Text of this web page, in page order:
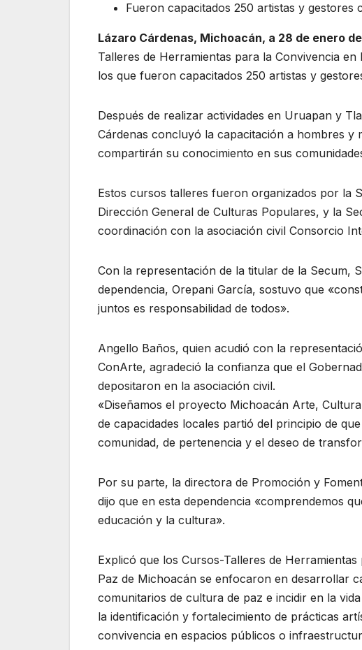
Fueron capacitados 250 artistas y gestores
Lázaro Cárdenas, Michoacán, a 28 de enero
Talleres de Herramientas para la Convivencia
los que fueron capacitados 250 artistas y
Después de realizar actividades en Uruapan y
Cárdenas concluyó la capacitación a hombres y
compartirán su conocimiento en sus
Estos cursos talleres fueron organizados por la
Dirección General de Culturas Populares, y la
coordinación con la asociación civil Consorcio
Con la representación de la titular de la Secum,
dependencia, Orepani García, sostuvo que
juntos es responsabilidad de todos».
Angello Baños, quien acudió con la
ConArte, agradeció la confianza que el
depositaron en la asociación civil.
«Diseñamos el proyecto Michoacán Arte,
de capacidades locales partió del principio de
comunidad, de pertenencia y el deseo de
Por su parte, la directora de Promoción y
dijo que en esta dependencia «comprendemos
educación y la cultura».
Explicó que los Cursos-Talleres de
Paz de Michoacán se enfocaron en desarrollar
comunitarios de cultura de paz e incidir en la
la identificación y fortalecimiento de prácticas
convivencia en espacios públicos o